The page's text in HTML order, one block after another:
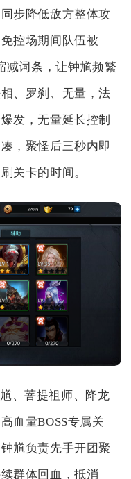
步降低敌方整体攻
控场期间队伍被
减词条，让钟馗频繁
、罗刹、无量，法
发，无量延长控制
，聚怪后三秒内即
关卡的时间。
、菩提祖师、降龙
血量BOSS专属关
馗负责先手开团聚
群体回血，抵消